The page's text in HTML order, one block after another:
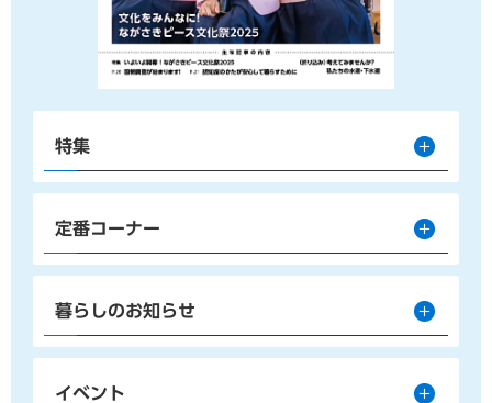
特集
定番コーナー
暮らしのお知らせ
イベント